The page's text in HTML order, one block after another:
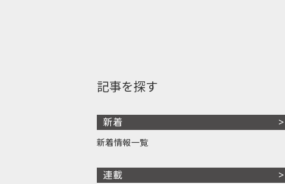
記事を探す
新着
新着情報一覧
連載